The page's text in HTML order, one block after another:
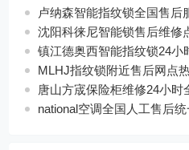
卢纳森智能指纹锁全国售后
沈阳科徕尼智能锁售后维修
镇江德奥西智能指纹锁24小
MLHJ指纹锁附近售后网点
唐山方宬保险柜维修24小时
national空调全国人工售后